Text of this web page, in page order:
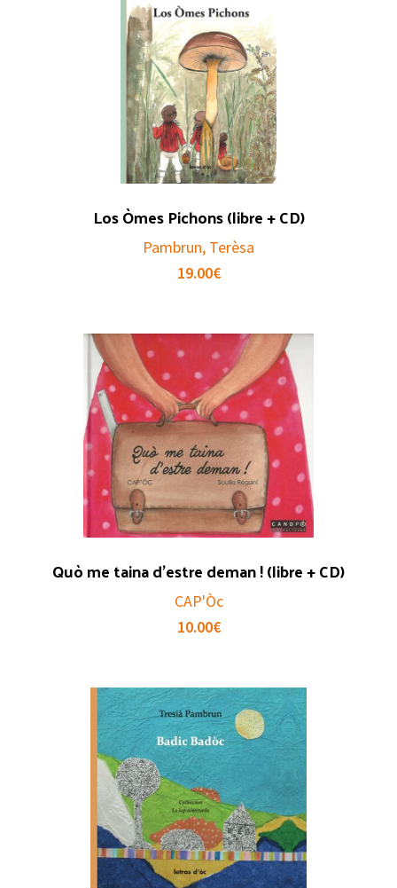
Los Òmes Pichons (libre + CD)
Pambrun, Terèsa
19.00€
Quò me taina d’estre deman ! (libre + CD)
CAP'Òc
10.00€